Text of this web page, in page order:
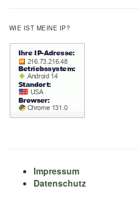
WIE IST MEINE IP?
Impressum
Datenschutz